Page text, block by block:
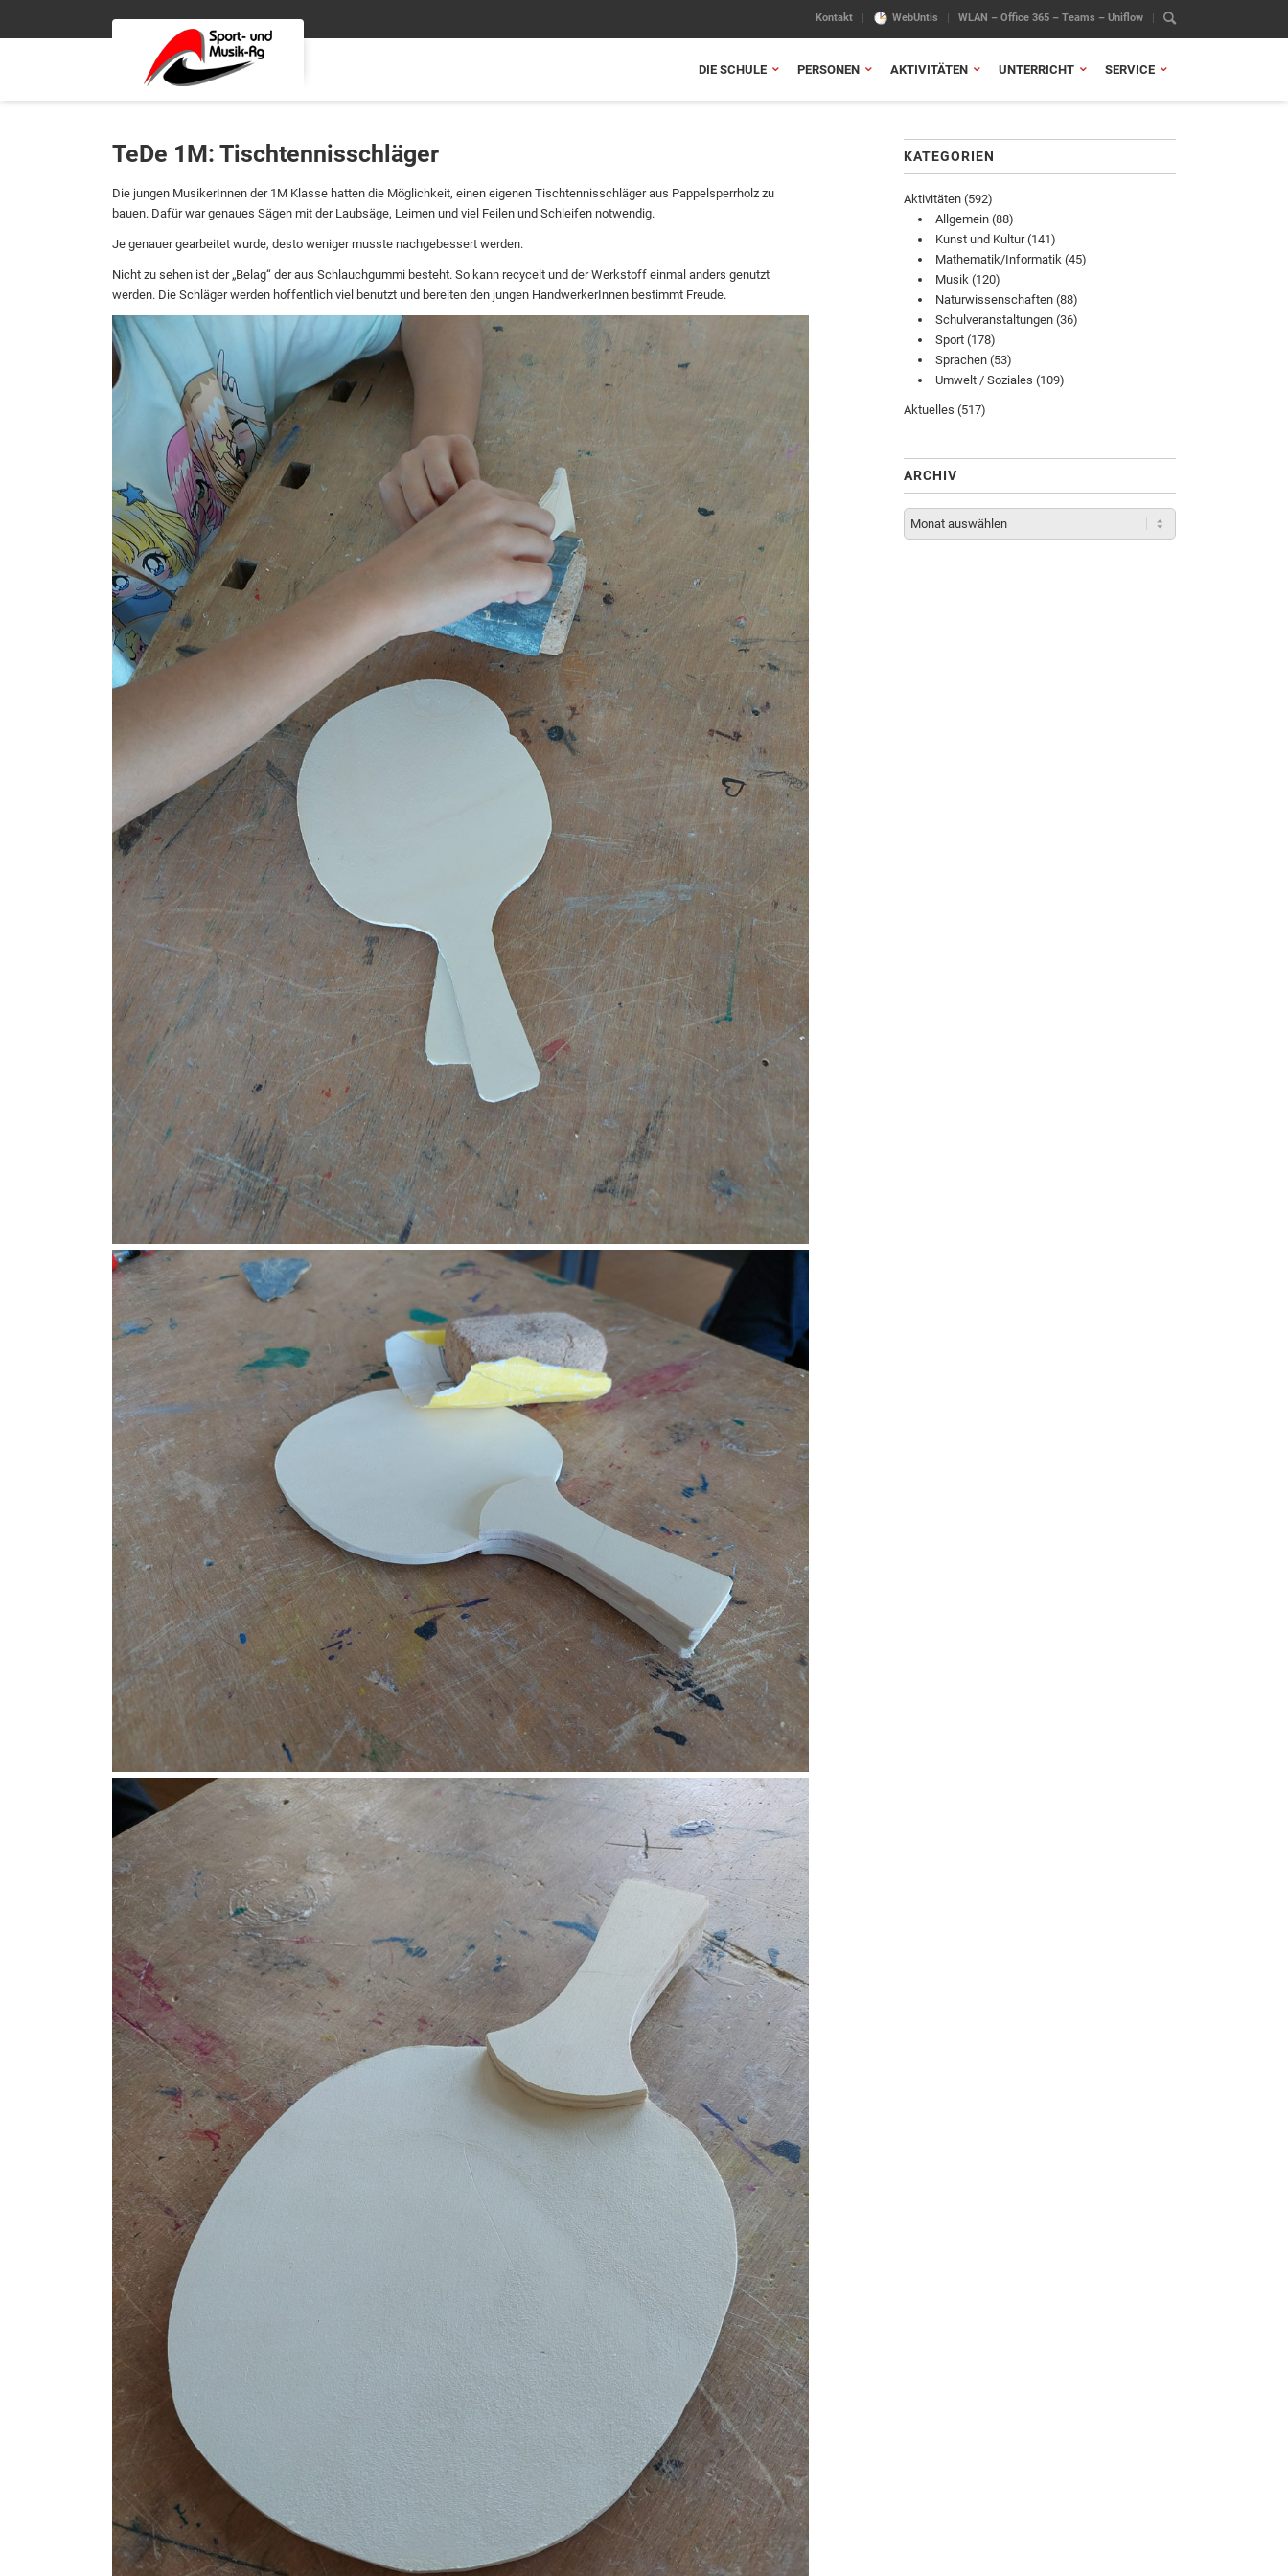
Kontakt WebUntis WLAN – Office 365 – Teams – Uniflow
DIE SCHULE PERSONEN AKTIVITÄTEN UNTERRICHT SERVICE
TeDe 1M: Tischtennisschläger
Die jungen MusikerInnen der 1M Klasse hatten die Möglichkeit, einen eigenen Tischtennisschläger aus Pappelsperrholz zu
bauen. Dafür war genaues Sägen mit der Laubsäge, Leimen und viel Feilen und Schleifen notwendig.
Je genauer gearbeitet wurde, desto weniger musste nachgebessert werden.
Nicht zu sehen ist der „Belag“ der aus Schlauchgummi besteht. So kann recycelt und der Werkstoff einmal anders genutzt
werden. Die Schläger werden hoffentlich viel benutzt und bereiten den jungen HandwerkerInnen bestimmt Freude.
KATEGORIEN
Aktivitäten(592)
Allgemein(88)
Kunst und Kultur(141)
Mathematik/Informatik(45)
Musik(120)
Naturwissenschaften(88)
Schulveranstaltungen(36)
Sport(178)
Sprachen(53)
Umwelt / Soziales (109)
Aktuelles (517)
ARCHIV